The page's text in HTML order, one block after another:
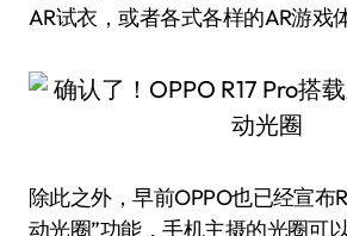
AR试衣，或者各式各样的AR游戏
除此之外，早前OPPO也已经宣布
动光圈”功能，手机主摄的光圈可